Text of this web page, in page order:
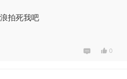
拍死我吧
0